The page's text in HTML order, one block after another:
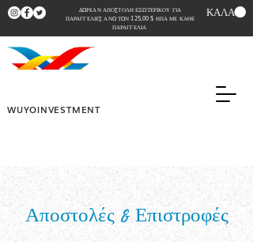
ΔΩΡΕΑΝ ΑΠΟΣΤΟΛΗ ΕΞΩΤΕΡΙΚΟΥ ΓΙΑ
ΠΑΡΑΓΓΕΛΙΕΣ ΑΝΩ ΤΩΝ 125,00 $ ΗΠΑ ΜΕ ΚΑΘΕ
ΠΑΡΑΓΓΕΛΙΑ
ΚΑΛΑΘΙ
WUYOINVESTMENT
Αποστολές & Επιστροφές